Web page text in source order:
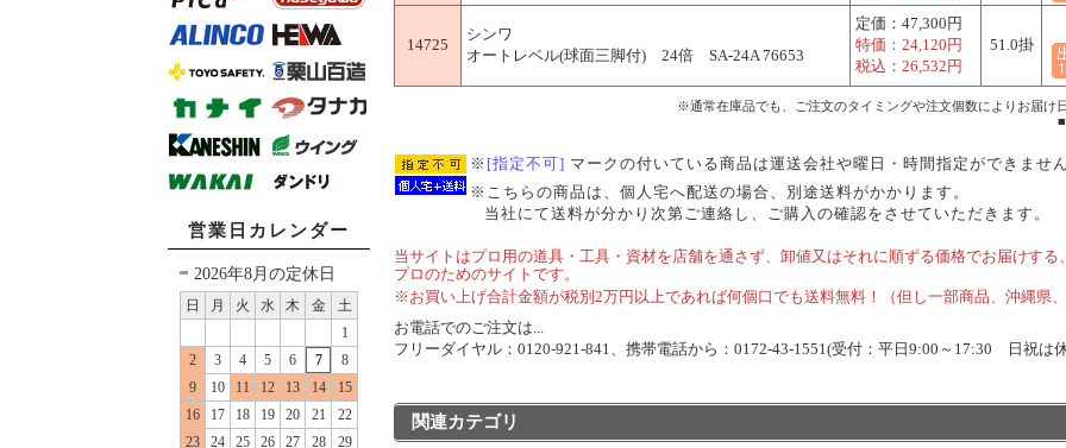
営業日カレンダー
2026年8月の定休日
日 月 火 水 木 金
土
1
2
3 4 5 6 7
8
9
10 11 12 13 14
15
16
17 18 19 20 21
22
23
24 25 26 27 28 29
14725
シンワ
オートレベル(球面三脚付) 24倍 SA-24A 76653
定価： 47,300円
特価： 24,120円
税込： 26,532円
51.0掛
※通常在庫品でも、ご注文のタイミングや注文個数によりお届け
■
※ [指定不可] マークの付いている商品は運送会社や曜日・時間指定ができません
※こちらの商品は、個人宅へ配送の場合、別途送料がかかります。
当社にて送料が分かり次第ご連絡し、ご購入の確認をさせていただきます。
当サイトはプロ用の道具・工具・資材を店舗を通さず、卸値又はそれに順ずる価格でお届けする、
プロのためのサイトです。
※お買い上げ合計金額が税別2万円以上であれば何個口でも送料無料！（但し一部商品、沖縄県、
お電話でのご注文は...
フリーダイヤル：0120-921-841、携帯電話から：0172-43-1551(受付：平日9:00～17:30 日祝は
関連カテゴリ